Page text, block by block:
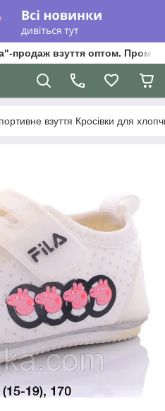
продаж взуття оптом.
взуття Кросівки для